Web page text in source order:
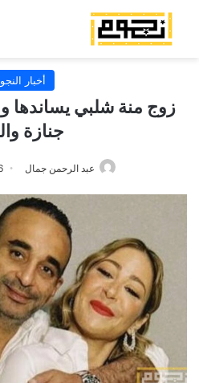
أخبار
زوج منة شلبي يساندها
جنازة
عبد الرحمن جمال